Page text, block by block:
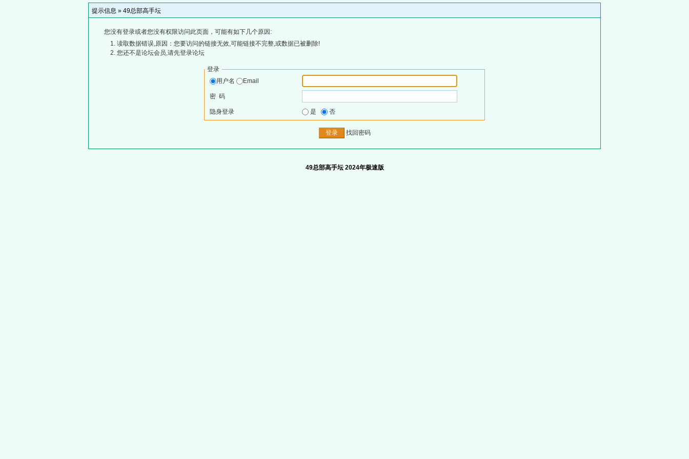
提示信息 » 49总部高手坛
您没有登录或者您没有权限访问此页面，可能有如下几个原因:
读取数据错误,原因：您要访问的链接无效,可能链接不完整,或数据已被删除!
您还不是论坛会员,请先登录论坛
登录
用户名
Email
密 码
隐身登录 是 否
找回密码
49总部高手坛 2024年极速版